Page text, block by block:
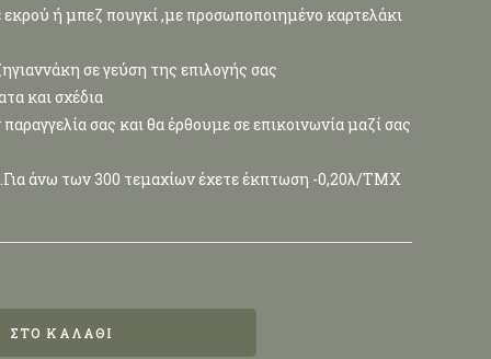
ή μπεζ πουγκί ,με προσωποποιημένο καρτελάκι
σε γεύση της επιλογής σας
και σχέδια
σας και θα έρθουμε σε επικοινωνία μαζί σας
άνω των 300 τεμαχίων έχετε έκπτωση -0,20λ/ΤΜΧ
ΣΤΟ ΚΑΛΆΘΙ